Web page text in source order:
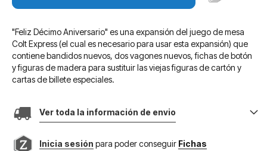
"Feliz Décimo Aniversario" es una expansión del juego de mesa
Colt Express (el cual es necesario para usar esta expansión) que
contiene bandidos nuevos, dos vagones nuevos, fichas de botón
y figuras de madera para sustituir las viejas figuras de cartón y
cartas de billete especiales.
Ver toda la información de envio
Inicia sesión para poder conseguir Fichas